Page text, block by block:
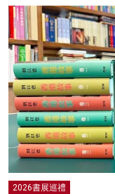
2026書展巡禮